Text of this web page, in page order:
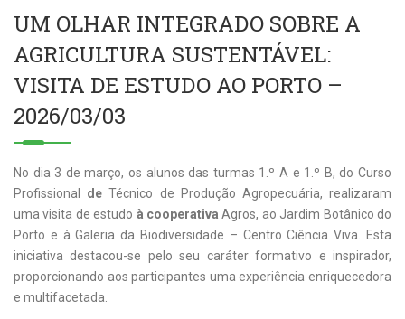
UM OLHAR INTEGRADO SOBRE A
AGRICULTURA SUSTENTÁVEL:
VISITA DE ESTUDO AO PORTO –
2026/03/03
No dia 3 de março, os alunos das turmas 1.º A e 1.º B, do Curso
Profissional de Técnico de Produção Agropecuária, realizaram
uma visita de estudo à cooperativa Agros, ao Jardim Botânico do
Porto e à Galeria da Biodiversidade – Centro Ciência Viva. Esta
iniciativa destacou-se pelo seu caráter formativo e inspirador,
proporcionando aos participantes uma experiência enriquecedora
e multifacetada.